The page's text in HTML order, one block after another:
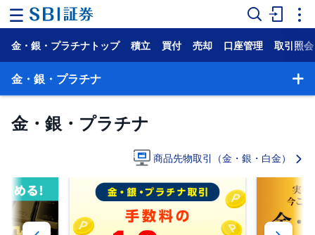
ー
ム
ー
ケ
NISA
国
内
金・銀・プラチナトップ 積立 買付 売却 口座管理 取引照会
金・銀・プラチナ
金・銀・プラチナ
商品先物取引（金・銀・白金）